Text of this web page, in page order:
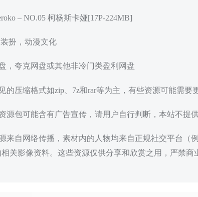
– NO.05 柯杨斯卡娅[17P-224MB]
扮，动漫文化
，夸克网盘或其他非冷门类盈利网盘
的压缩格式如zip、7z和rar等为主，有些资源可能需要
源包可能含有广告宣传，请用户自行判断，本站不提供
来自网络传播，素材内的人物均来自正规社交平台（
关影像资料。这些资源仅供分享和欣赏之用，严禁商